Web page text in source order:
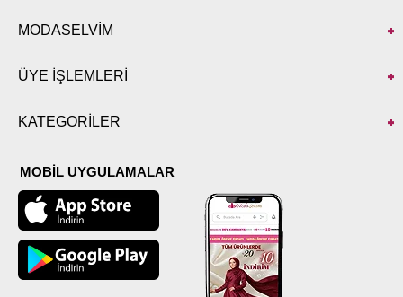
MODASELVİM
ÜYE İŞLEMLERİ
KATEGORİLER
MOBİL UYGULAMALAR